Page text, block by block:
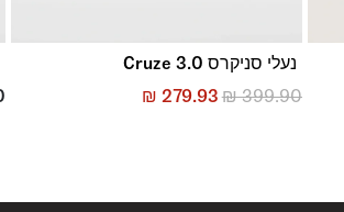
נעלי סניקרס Cruze 3.0
₪399.90
₪ 279.93